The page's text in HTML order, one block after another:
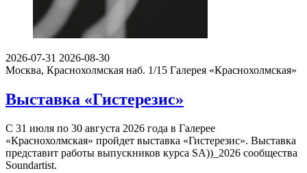
2026-07-31 2026-08-30
Москва, Краснохолмская наб. 1/15 Галерея «Краснохолмская»
Выставка «Гистерезис»
С 31 июля по 30 августа 2026 года в Галерее
«Краснохолмская» пройдет выставка «Гистерезис». Выставка
представит работы выпускников курса SA))_2026 сообщества
Soundartist.